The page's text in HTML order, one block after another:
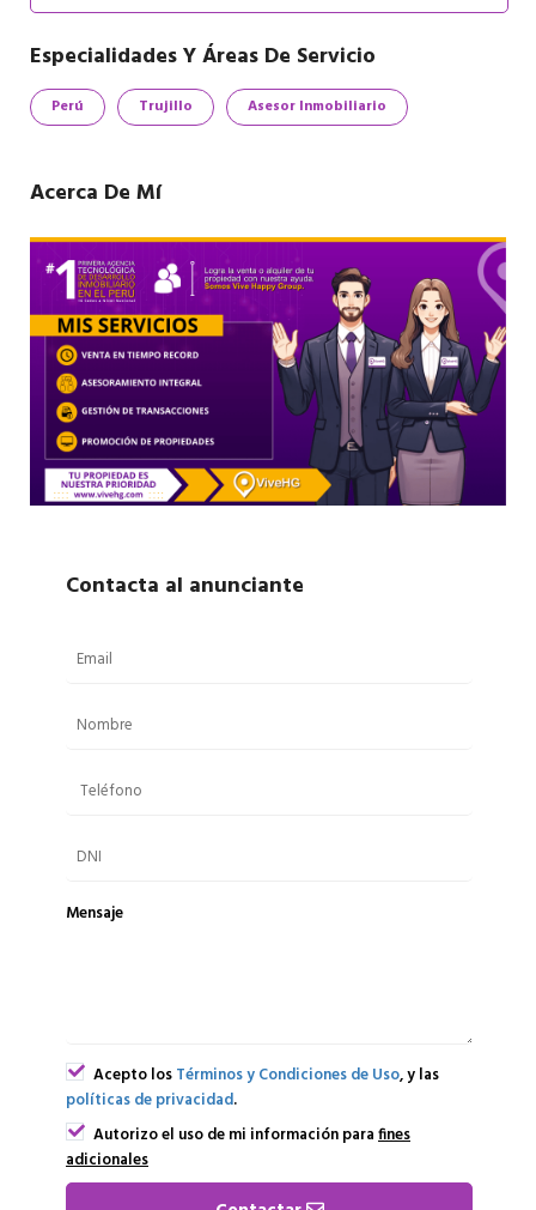
Especialidades Y Áreas De Servicio
Perú Trujillo Asesor Inmobiliario
Acerca De Mí
Contacta al anunciante
Mensaje
Acepto losTérminos y Condiciones de Uso, y las
políticas de privacidad.
Autorizo el uso de mi información parafines
adicionales